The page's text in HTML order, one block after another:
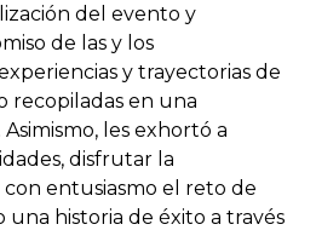
del evento y
de las y los
y trayectorias de
recopiladas en una
les exhortó a
disfrutar la
entusiasmo el reto de
historia de éxito a través